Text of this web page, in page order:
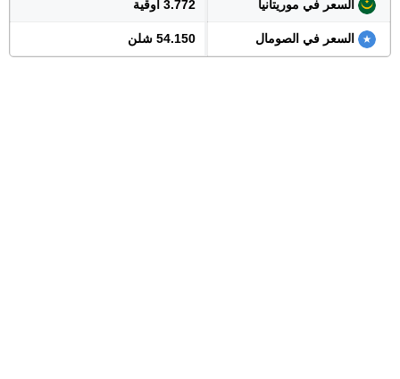
السعر في موريتانيا 3.772 أوقية
السعر في الصومال 54.150 شلن